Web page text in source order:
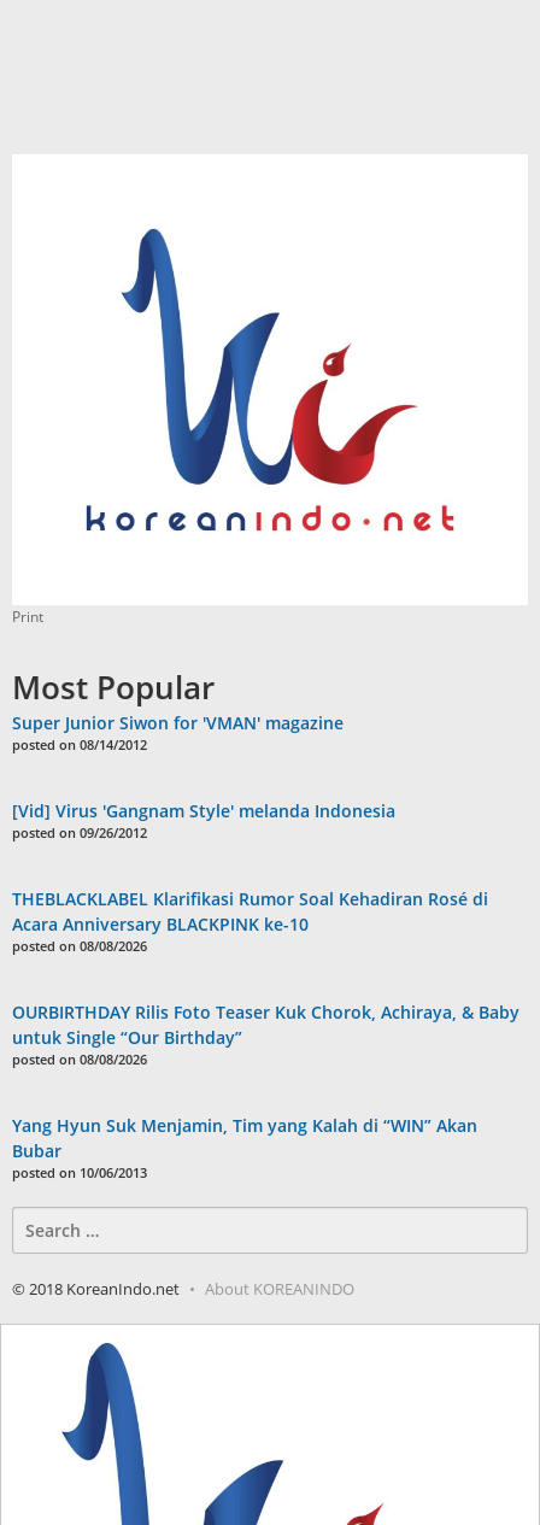
Print
Most Popular
Super Junior Siwon for 'VMAN' magazine
posted on 08/14/2012
[Vid] Virus 'Gangnam Style' melanda Indonesia
posted on 09/26/2012
THEBLACKLABEL Klarifikasi Rumor Soal Kehadiran Rosé di
Acara Anniversary BLACKPINK ke-10
posted on 08/08/2026
OURBIRTHDAY Rilis Foto Teaser Kuk Chorok, Achiraya, & Baby
untuk Single “Our Birthday”
posted on 08/08/2026
Yang Hyun Suk Menjamin, Tim yang Kalah di “WIN” Akan
Bubar
posted on 10/06/2013
for:
© 2018 KoreanIndo.net About KOREANINDO